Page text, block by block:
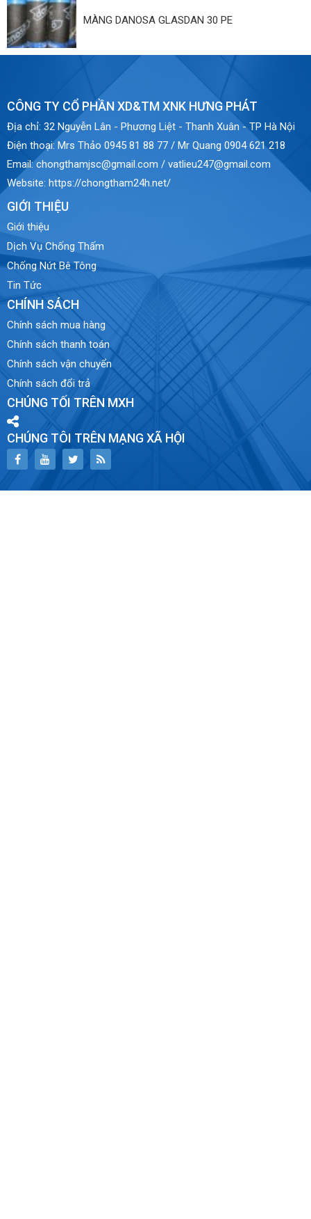
MÀNG DANOSA GLASDAN 30 PE
CÔNG TY CỔ PHẦN XD&TM XNK HƯNG PHÁT
Địa chỉ: 32 Nguyễn Lân - Phương Liệt - Thanh Xuân - TP Hà Nội
Điện thoại: Mrs Thảo 0945 81 88 77 / Mr Quang 0904 621 218
Email:chongthamjsc@gmail.com / vatlieu247@gmail.com
Website: https://chongtham24h.net/
GIỚI THIỆU
Giới thiệu
Dịch Vụ Chống Thấm
Chống Nứt Bê Tông
Tin Tức
CHÍNH SÁCH
Chính sách mua hàng
Chính sách thanh toán
Chính sách vận chuyển
Chính sách đổi trả
CHÚNG TỐI TRÊN MXH
CHÚNG TÔI TRÊN MẠNG XÃ HỘI